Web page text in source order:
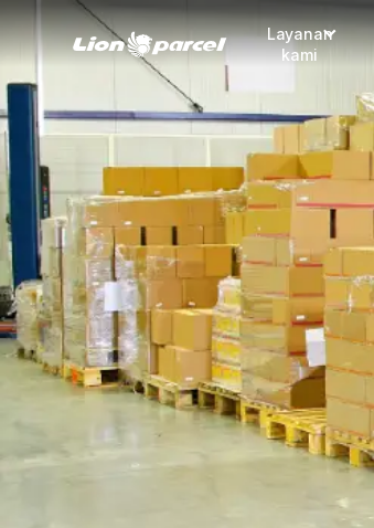
Layanan
kami
Pengiriman
COD
Fulfillment
Korporasi
Daftar jadi
Lacak